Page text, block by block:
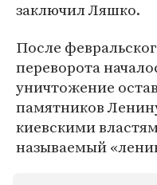
заключил Ляшко.
После
переворота
уничтожение
памятников
киевскими
называемый